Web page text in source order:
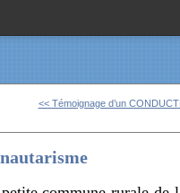
<< Témoignage d’un